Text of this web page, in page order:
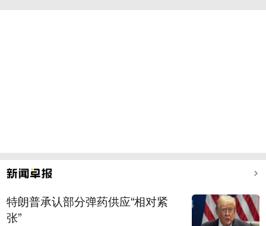
特朗普承认部分弹药供应“相对紧
张”